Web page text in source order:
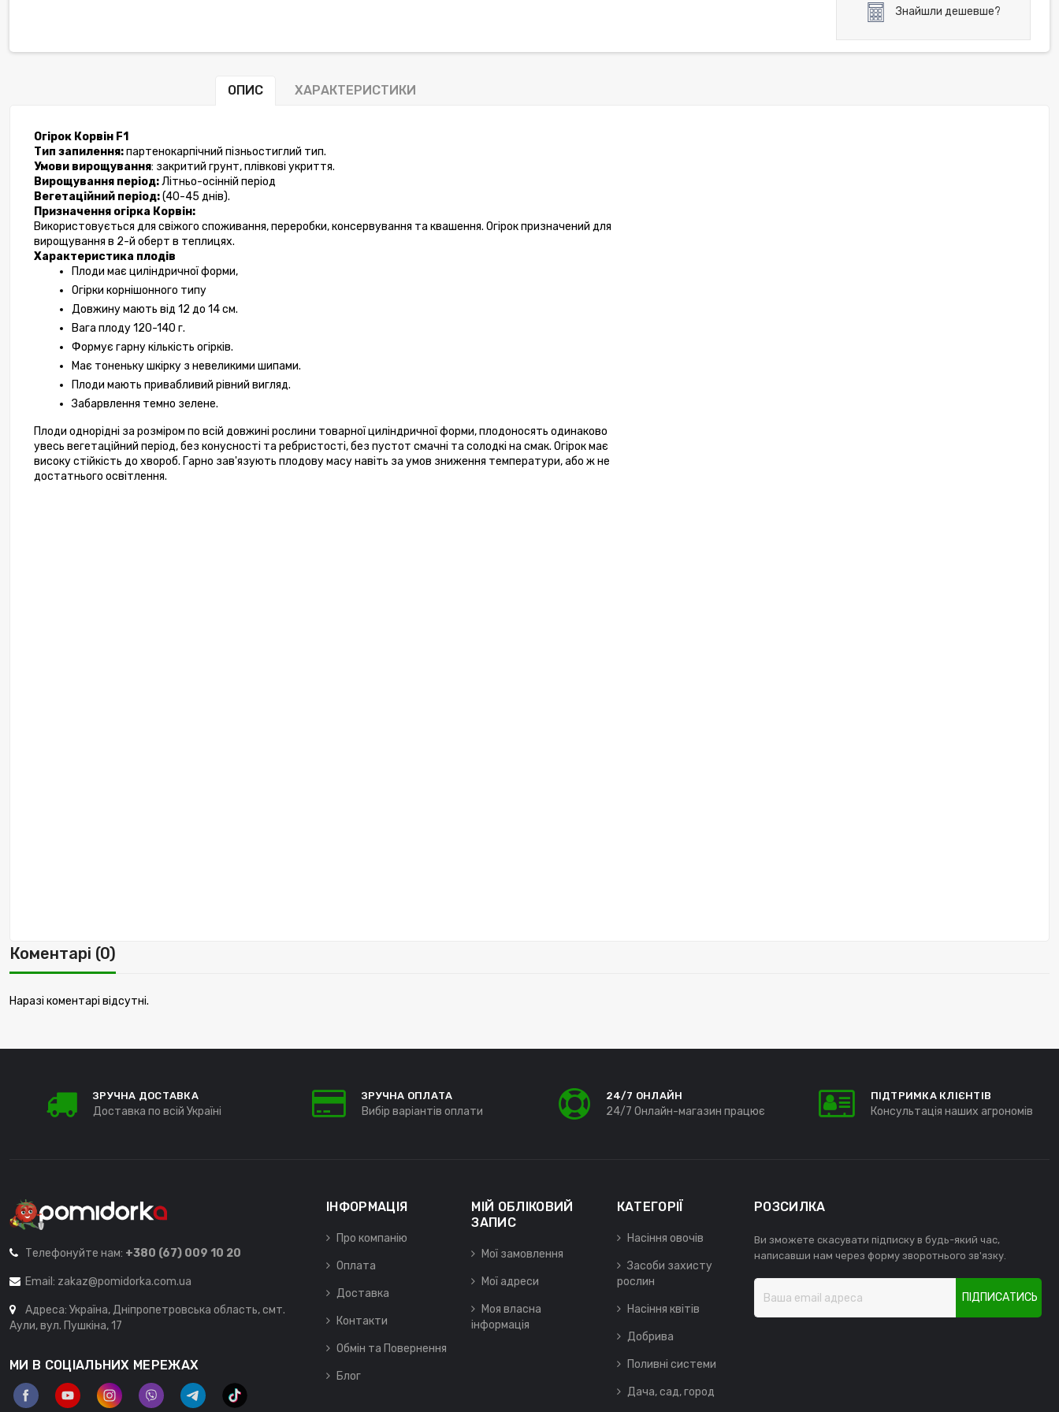
Знайшли дешевше?
ОПИС ХАРАКТЕРИСТИКИ
Огірок Корвін F1
Тип запилення: партенокарпічний пізньостиглий тип.
Умови вирощування: закритий грунт, плівкові укриття.
Вирощування період: Літньо-осінній період
Вегетаційний період: (40-45 днів).
Призначення огірка Корвін:
Використовується для свіжого споживання, переробки, консервування та квашення. Огірок призначений для
вирощування в 2-й оберт в теплицях.
Характеристика плодів
Плоди має циліндричної форми,
Огірки корнішонного типу
Довжину мають від 12 до 14 см.
Вага плоду 120-140 г.
Формує гарну кількість огірків.
Має тоненьку шкірку з невеликими шипами.
Плоди мають привабливий рівний вигляд.
Забарвлення темно зелене.
Плоди однорідні за розміром по всій довжині рослини товарної циліндричної форми, плодоносять одинаково
увесь вегетаційний період, без конусності та ребристості, без пустот смачні та солодкі на смак. Огірок має
високу стійкість до хвороб. Гарно зав'язують плодову масу навіть за умов зниження температури, або ж не
достатнього освітлення.
Коментарі (0)
Наразі коментарі відсутні.
ЗРУЧНА ДОСТАВКА
Доставка по всій Україні
ЗРУЧНА ОПЛАТА
Вибір варіантів оплати
24/7 ОНЛАЙН
24/7 Онлайн-магазин працює
ПІДТРИМКА КЛІЄНТІВ
Консультація наших агрономів
Телефонуйте нам: +380 (67) 009 10 20
Email: zakaz@pomidorka.com.ua
Адреса: Україна, Дніпропетровська область, смт.
Аули, вул. Пушкіна, 17
МИ В СОЦІАЛЬНИХ МЕРЕЖАХ
ІНФОРМАЦІЯ
Про компанію
Оплата
Доставка
Контакти
Обмін та Повернення
Блог
МІЙ ОБЛІКОВИЙ
ЗАПИС
Мої замовлення
Мої адреси
Моя власна
інформація
КАТЕГОРІЇ
Насіння овочів
Засоби захисту
рослин
Насіння квітів
Добрива
Поливні системи
Дача, сад, город
РОЗСИЛКА
Ви зможете скасувати підписку в будь-який час,
написавши нам через форму зворотнього зв'язку.
ПІДПИСАТИСЬ